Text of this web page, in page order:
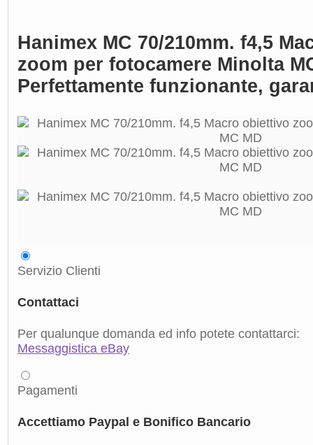
Hanimex MC 70/210mm. f4,5
zoom per fotocamere Minolta
Perfettamente funzionante,
Servizio Clienti
Contattaci
Per qualunque domanda ed info potete contattarci:
Messaggistica eBay
Pagamenti
Accettiamo Paypal e Bonifico Bancario